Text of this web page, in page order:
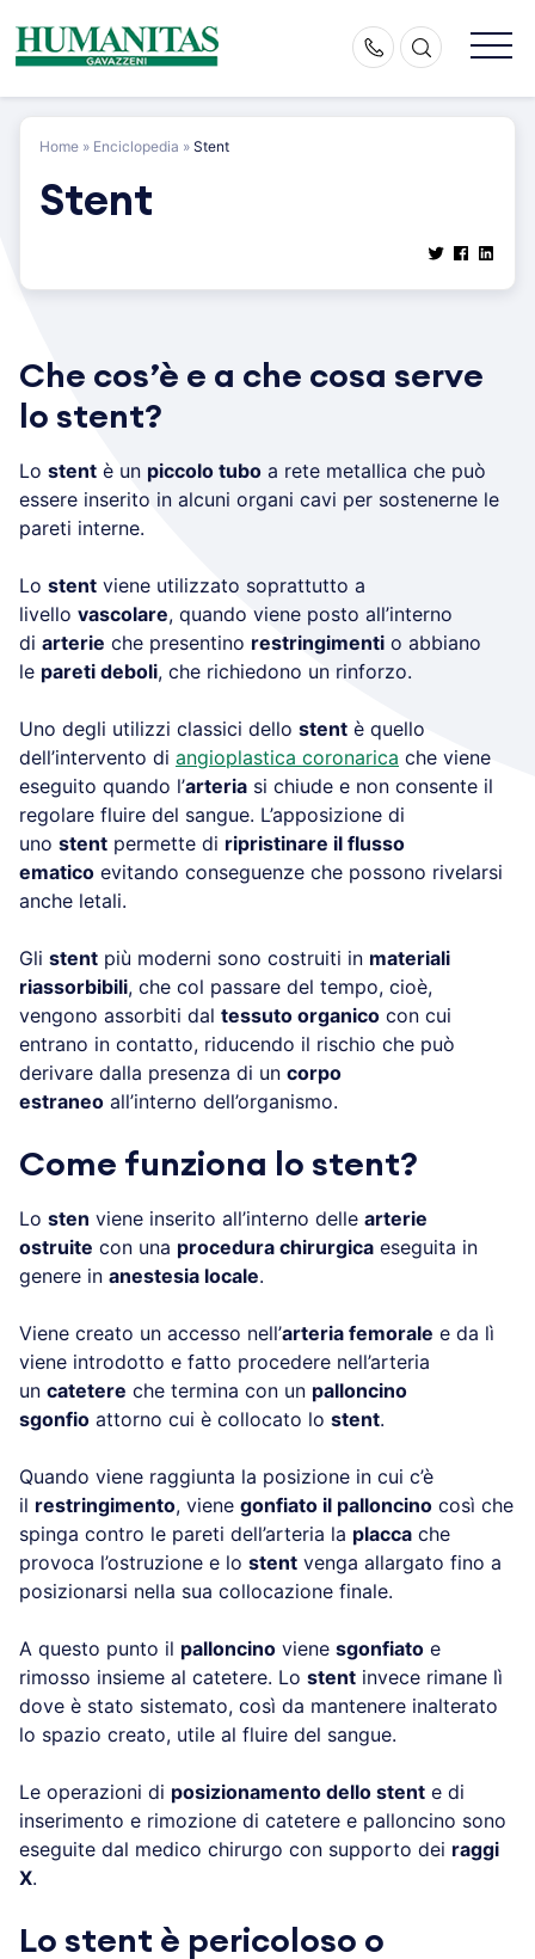
content
Home » Enciclopedia » Stent
Stent
Che cos’è e a che cosa serve
lo stent?
Lo stent è un piccolo tubo a rete metallica che può
essere inserito in alcuni organi cavi per sostenerne le
pareti interne.
Lo stent viene utilizzato soprattutto a
livello vascolare, quando viene posto all’interno
di arterie che presentino restringimenti o abbiano
le pareti deboli, che richiedono un rinforzo.
Uno degli utilizzi classici dello stent è quello
dell’intervento di angioplastica coronarica che viene
eseguito quando l’arteria si chiude e non consente il
regolare fluire del sangue. L’apposizione di
uno stent permette di ripristinare il flusso
ematico evitando conseguenze che possono rivelarsi
anche letali.
Gli stent più moderni sono costruiti in materiali
riassorbibili, che col passare del tempo, cioè,
vengono assorbiti dal tessuto organico con cui
entrano in contatto, riducendo il rischio che può
derivare dalla presenza di un corpo
estraneo all’interno dell’organismo.
Come funziona lo stent?
Lo sten viene inserito all’interno delle arterie
ostruite con una procedura chirurgica eseguita in
genere in anestesia locale.
Viene creato un accesso nell’arteria femorale e da lì
viene introdotto e fatto procedere nell’arteria
un catetere che termina con un palloncino
sgonfio attorno cui è collocato lo stent.
Quando viene raggiunta la posizione in cui c’è
il restringimento, viene gonfiato il palloncino così che
spinga contro le pareti dell’arteria la placca che
provoca l’ostruzione e lo stent venga allargato fino a
posizionarsi nella sua collocazione finale.
A questo punto il palloncino viene sgonfiato e
rimosso insieme al catetere. Lo stent invece rimane lì
dove è stato sistemato, così da mantenere inalterato
lo spazio creato, utile al fluire del sangue.
Le operazioni di posizionamento dello stent e di
inserimento e rimozione di catetere e palloncino sono
eseguite dal medico chirurgo con supporto dei raggi
X.
Lo stent è pericoloso o